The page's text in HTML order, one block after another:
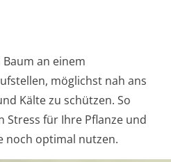
an einem
möglichst nah ans
Kälte zu schützen. So
Stress für Ihre Pflanze und
noch optimal nutzen.